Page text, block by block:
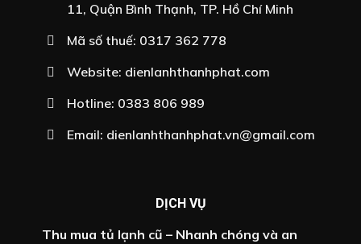
11, Quận Bình Thạnh, TP. Hồ Chí Minh
Mã số thuế: 0317 362 778
Website: dienlanhthanhphat.com
Hotline: 0383 806 989
Email: dienlanhthanhphat.vn@gmail.com
DỊCH VỤ
Thu mua tủ lạnh cũ – Nhanh chóng và an